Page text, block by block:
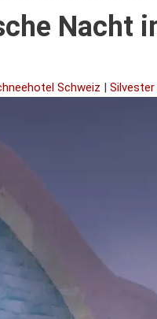
Nacht
Schweiz | Silvester